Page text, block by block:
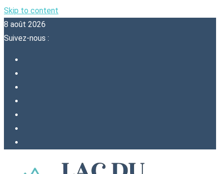
Skip to content
8 août 2026
Suivez-nous :